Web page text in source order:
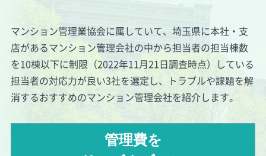
マンション管理業協会に属していて、埼玉県に本社・支
店があるマンション管理会社の中から担当者の担当棟数
を10棟以下に制限（2022年11月21日調査時点）している
担当者の対応力が良い3社を選定し、トラブルや課題を解
消するおすすめのマンション管理会社を紹介します。
管理費を